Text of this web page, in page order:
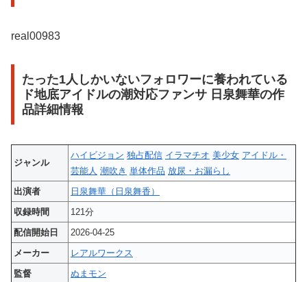
real00983
たった1人しかいないフォロワーに養われている
ド地底アイドルの潮対応ファンサ 日泉舞華の作
品詳細情報
ジャンル
ハイビジョン 独占配信 イラマチオ 美少女 アイドル・
芸能人 潮吹き 単体作品 放尿・お漏らし
出演者
日泉舞華（日泉舞香）
収録時間
121分
配信開始日
2026-04-25
メーカー
レアルワークス
監督
ぬまモン